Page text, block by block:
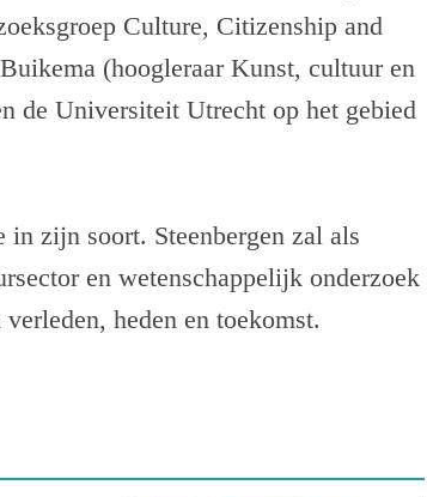
Culture, Citizenship and
(hoogleraar Kunst, cultuur en
de Universiteit Utrecht op het gebied
in zijn soort. Steenbergen zal als
en wetenschappelijk onderzoek
heden en toekomst.